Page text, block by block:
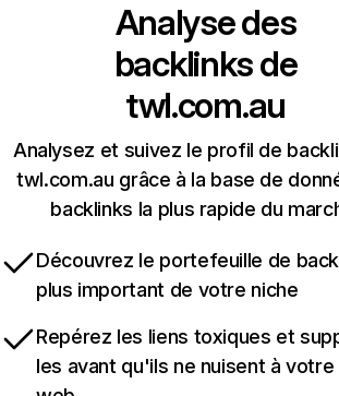
Analyse des
backlinks de
twl.com.au
Analysez et suivez le profil de
twl.com.au grâce à la base de
backlinks la plus rapide du
Découvrez le portefeuille de
plus important de votre niche
Repérez les liens toxiques et
les avant qu'ils ne nuisent à